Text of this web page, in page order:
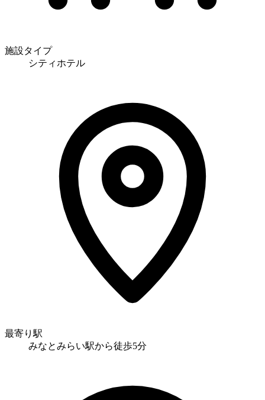
施設タイプ
シティホテル
最寄り駅
みなとみらい駅から徒歩5分